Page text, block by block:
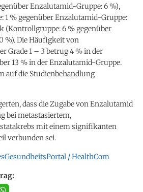
Enzalutamid-Gruppe: 6 %),
1 % gegenüber Enzalutamid-Gruppe:
(Kontrollgruppe: 6 % gegenüber
%). Die Häufigkeit von
Grade 1 – 3 betrug 4 % in der
13 % in der Enzalutamid-Gruppe.
auf die Studienbehandlung
dass die Zugabe von Enzalutamid
bei metastasiertem,
mit einem signifikanten
verbunden sei.
/ HealthCom